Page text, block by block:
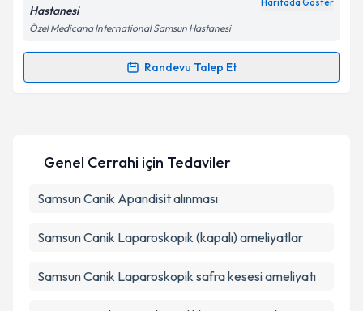
Kişisel verilerimin işlenmesine ilişkinAydınlatma
'ni okudum ve kişisel verilerimin belirtilen
kapsamda işlenmesini kabul ediyorum.
Hastanesi
Haritada Göster
Özel Medicana International Samsun Hastanesi
Randevu Talep Et
Randevu Takvimi Talebi
takvim hazırlandığında e-posta ile bilgilendireceğiz.
E-posta Adresiniz
Kişisel verilerimin işlenmesine ilişkinAydınlatma
Genel Cerrahi için Tedaviler
Samsun Canik Apandisit alınması
Samsun Canik Laparoskopik (kapalı) ameliyatlar
Samsun Canik Laparoskopik safra kesesi ameliyatı